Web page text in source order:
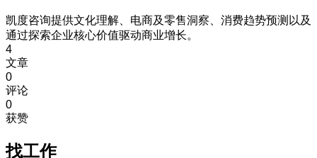
凯度咨询提供文化理解、电商及零售洞察、消费趋势预测以及
通过探索企业核心价值驱动商业增长。
4
文章
0
评论
0
获赞
找工作